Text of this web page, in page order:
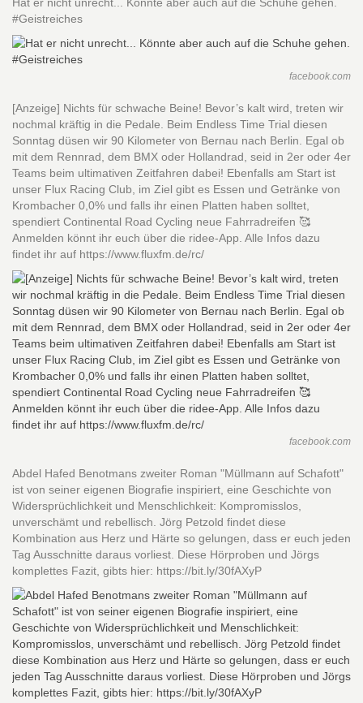
Hat er nicht unrecht... Könnte aber auch auf die Schuhe gehen.
#Geistreiches
facebook.com
[Anzeige] Nichts für schwache Beine! Bevor’s kalt wird, treten wir
nochmal kräftig in die Pedale. Beim Endless Time Trial diesen
Sonntag düsen wir 90 Kilometer von Bernau nach Berlin. Egal ob
mit dem Rennrad, dem BMX oder Hollandrad, seid in 2er oder 4er
Teams beim ultimativen Zeitfahren dabei! Ebenfalls am Start ist
unser Flux Racing Club, im Ziel gibt es Essen und Getränke von
Krombacher 0,0% und falls ihr einen Platten haben solltet,
spendiert Continental Road Cycling neue Fahrradreifen 🥰
Anmelden könnt ihr euch über die ridee-App. Alle Infos dazu
findet ihr auf https://www.fluxfm.de/rc/
facebook.com
Abdel Hafed Benotmans zweiter Roman "Müllmann auf Schafott"
ist von seiner eigenen Biografie inspiriert, eine Geschichte von
Widersprüchlichkeit und Menschlichkeit: Kompromisslos,
unverschämt und rebellisch. Jörg Petzold findet diese
Kombination aus Herz und Härte so gelungen, dass er euch jeden
Tag Ausschnitte daraus vorliest. Diese Hörproben und Jörgs
komplettes Fazit, gibts hier: https://bit.ly/30fAXyP